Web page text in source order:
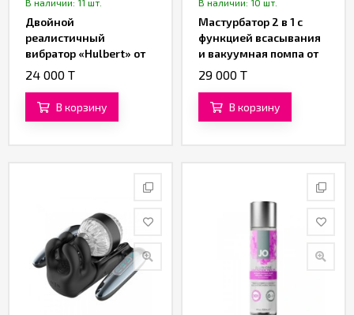
В наличии: 11 шт.
Двойной
реалистичный
вибратор «Hulbert» от
«Pretty Love» (16 см)
24 000 T
В корзину
В наличии: 10 шт.
Мастурбатор 2 в 1 с
функцией всасывания
и вакуумная помпа от
«SXTOP»
29 000 T
В корзину